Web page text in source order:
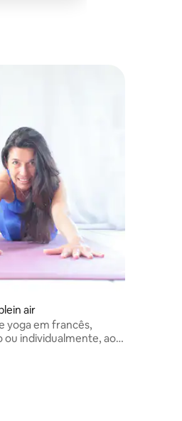
air
yoga em francês,
ou individualmente, ao